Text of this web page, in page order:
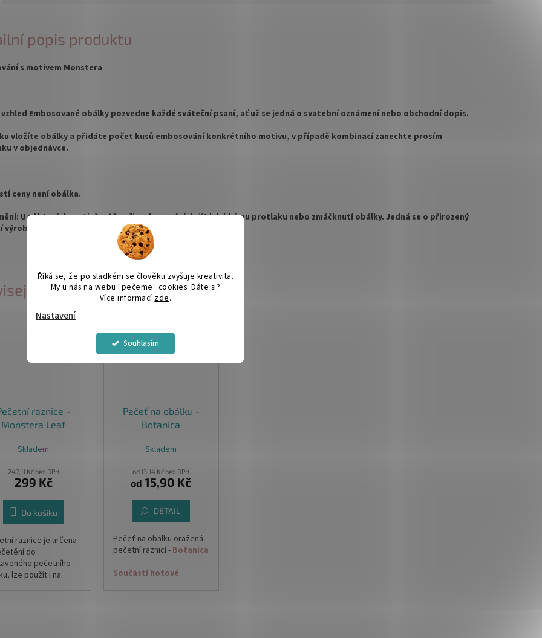
Říká se, že po sladkém se člověku zvyšuje kreativita.
My u nás na webu "pečeme" cookies. Dáte si?
Více informací zde.
Nastavení
Souhlasím
produkty
raznice -
Monstera Leaf
Skladem
247,11 Kč bez DPH
299 Kč
Do košíku
raznice je určena
do
pečetního
lze použít i na
Pečeť na obálku -
Botanica
Skladem
od 13,14 Kč bez DPH
od 15,90 Kč
DETAIL
Pečeť na obálku oražená
pečetní raznicí - Botanica
Součástí hotové
popis produktu
s motivem Monstera
vzhled Embosované obálky pozvedne každé sváteční psaní, ať už se jedná o svatební oznámení nebo obchodní dopis.
vložíte obálky a přidáte počet kusů embosování konkrétního motivu, v případě kombinací zanechte prosím
v objednávce.
ceny není obálka.
U některých motivů může při embosování dojít k lehkému protlaku nebo zmáčknutí obálky. Jedná se o přirozený
výroby a není vadou produktu.